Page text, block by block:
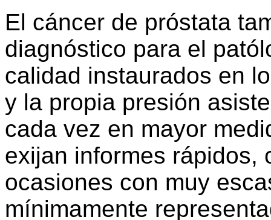
El cáncer de próstata
diagnóstico para el
calidad instaurados en
y la propia presión
cada vez en mayor
exijan informes rápidos,
ocasiones con muy
mínimamente